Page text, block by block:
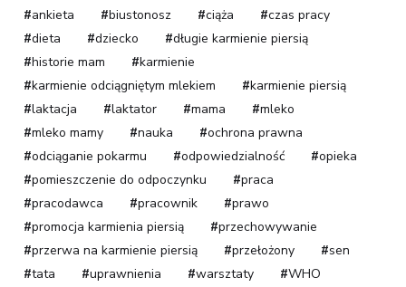
ankieta biustonosz ciąża
czas pracy
dieta
dziecko
długie karmienie piersią
historie mam
karmienie
karmienie odciągniętym mlekiem
karmienie piersią
laktacja
laktator mama
mleko
mleko mamy
nauka
ochrona prawna
odciąganie pokarmu
odpowiedzialność
opieka
pomieszczenie do odpoczynku
praca
pracodawca
pracownik
prawo
promocja karmienia piersią
przechowywanie
przerwa na karmienie piersią
przełożony
sen
tata
uprawnienia warsztaty
WHO